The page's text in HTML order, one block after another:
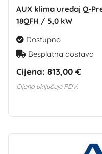
AUX klima uređaj Q-
18QFH / 5,0 kW
Dostupno
Besplatna dostava
Cijena: 813,00 €
Cijena uključuje PDV.